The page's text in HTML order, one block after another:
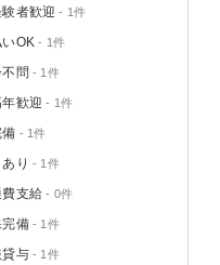
者歓迎 - 1件
いOK - 1件
問 - 1件
歓迎 - 1件
- 1件
り - 1件
支給 - 0件
備- 1件
与- 1件